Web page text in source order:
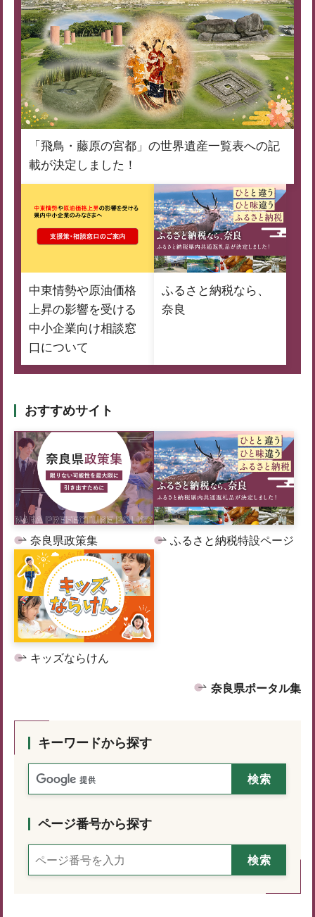
「飛鳥・藤原の宮都」の世界遺産一覧表への記
載が決定しました！
中東情勢や原油価格
上昇の影響を受ける
中小企業向け相談窓
口について
ふるさと納税なら、
奈良
おすすめサイト
奈良県政策集 ふるさと納税特設ページ
キッズならけん
奈良県ポータル集
キーワードから探す
ページ番号から探す